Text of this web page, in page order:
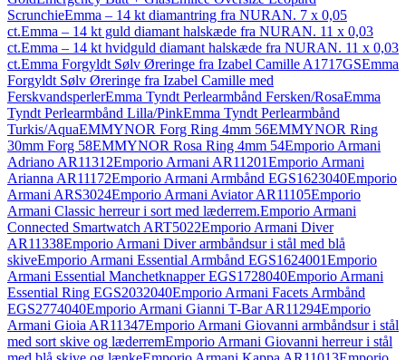
ScrunchieEmma – 14 kt diamantring fra NURAN. 7 x 0,05
ct.Emma – 14 kt guld diamant halskæde fra NURAN. 11 x 0,03
ct.Emma – 14 kt hvidguld diamant halskæde fra NURAN. 11 x 0,03
ct.Emma Forgyldt Sølv Øreringe fra Izabel Camille A1717GSEmma
Forgyldt Sølv Øreringe fra Izabel Camille med
FerskvandsperlerEmma Tyndt Perlearmbånd Fersken/RosaEmma
Tyndt Perlearmbånd Lilla/PinkEmma Tyndt Perlearmbånd
Turkis/AquaEMMYNOR Forg Ring 4mm 56EMMYNOR Ring
30mm Forg 58EMMYNOR Rosa Ring 4mm 54Emporio Armani
Adriano AR11312Emporio Armani AR11201Emporio Armani
Arianna AR11172Emporio Armani Armbånd EGS1623040Emporio
Armani ARS3024Emporio Armani Aviator AR11105Emporio
Armani Classic herreur i sort med læderrem.Emporio Armani
Connected Smartwatch ART5022Emporio Armani Diver
AR11338Emporio Armani Diver armbåndsur i stål med blå
skiveEmporio Armani Essential Armbånd EGS1624001Emporio
Armani Essential Manchetknapper EGS1728040Emporio Armani
Essential Ring EGS2032040Emporio Armani Facets Armbånd
EGS2774040Emporio Armani Gianni T-Bar AR11294Emporio
Armani Gioia AR11347Emporio Armani Giovanni armbåndsur i stål
med sort skive og læderremEmporio Armani Giovanni herreur i stål